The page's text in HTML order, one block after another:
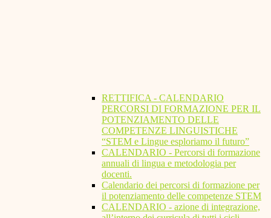
RETTIFICA - CALENDARIO
PERCORSI DI FORMAZIONE PER IL
POTENZIAMENTO DELLE
COMPETENZE LINGUISTICHE
“STEM e Lingue esploriamo il futuro”
CALENDARIO - Percorsi di formazione
annuali di lingua e metodologia per
docenti.
Calendario dei percorsi di formazione per
il potenziamento delle competenze STEM
CALENDARIO - azione di integrazione,